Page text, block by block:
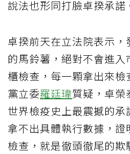
說法也形同打臉卓揆承諾
卓揆前天在立法院表示，
的馬鈴薯，絕對不會進
櫃檢查，每一顆拿出來
黨立委羅廷瑋質疑，卓榮
世界檢疫史上最震撼的
拿不出具體執行數據，
檢查，就是徹頭徹尾的欺